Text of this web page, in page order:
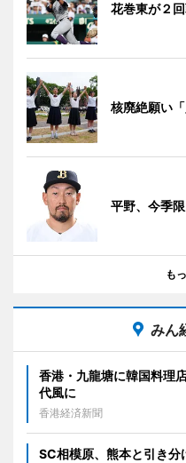
花巻東が２
核廃絶願い
平野、今季
も
みん
香港・九龍塘に韓国料
代風に
香港経済新聞
SC相模原、熊本と引き